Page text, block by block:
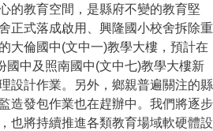
的教育空間，是縣府不變的教育堅
正式落成啟用、興隆國小校舍拆除重
大倫國中(文中一)教學大樓，預計在
國中及照南國中(文中七)教學大樓新
設計作業。另外，鄉親普遍關注的縣
造發包作業也在趕辦中。我們將逐步
也將持續推進各類教育場域軟硬體設